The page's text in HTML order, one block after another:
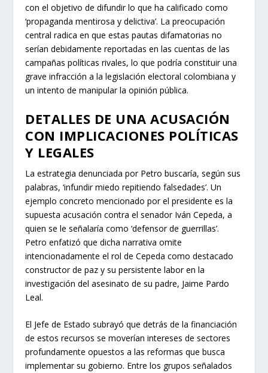
con el objetivo de difundir lo que ha calificado como
‘propaganda mentirosa y delictiva’. La preocupación
central radica en que estas pautas difamatorias no
serían debidamente reportadas en las cuentas de las
campañas políticas rivales, lo que podría constituir una
grave infracción a la legislación electoral colombiana y
un intento de manipular la opinión pública.
DETALLES DE UNA ACUSACIÓN
CON IMPLICACIONES POLÍTICAS
Y LEGALES
La estrategia denunciada por Petro buscaría, según sus
palabras, ‘infundir miedo repitiendo falsedades’. Un
ejemplo concreto mencionado por el presidente es la
supuesta acusación contra el senador Iván Cepeda, a
quien se le señalaría como ‘defensor de guerrillas’.
Petro enfatizó que dicha narrativa omite
intencionadamente el rol de Cepeda como destacado
constructor de paz y su persistente labor en la
investigación del asesinato de su padre, Jaime Pardo
Leal.
El Jefe de Estado subrayó que detrás de la financiación
de estos recursos se moverían intereses de sectores
profundamente opuestos a las reformas que busca
implementar su gobierno. Entre los grupos señalados